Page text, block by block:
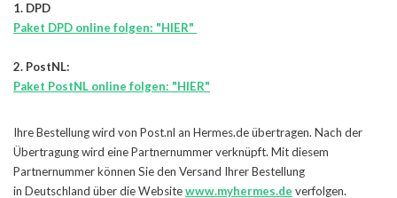
1. DPD
Paket DPD online folgen: "HIER"
2. PostNL:
Paket PostNL online folgen: "HIER"
Ihre Bestellung wird von Post.nl an Hermes.de übertragen. Nach der
Übertragung wird eine Partnernummer verknüpft. Mit diesem
Partnernummer können Sie den Versand Ihrer Bestellung
in Deutschland über die Websitewww.myhermes.de verfolgen.